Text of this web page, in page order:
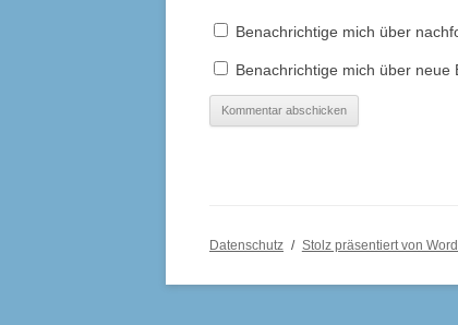
Benachrichtige mich über
Benachrichtige mich über neue
Datenschutz Stolz präsentiert von